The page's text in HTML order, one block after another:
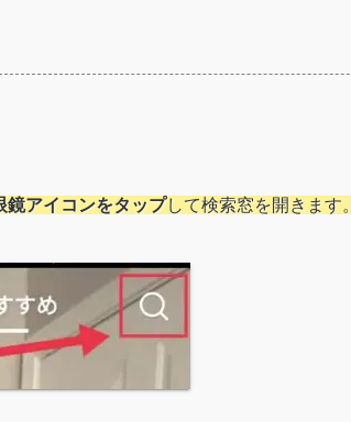
鏡アイコンをタップして検索窓を開きます。